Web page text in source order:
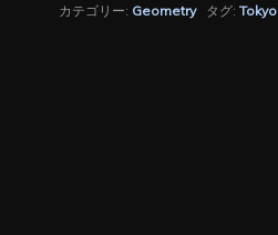
カテゴリー: Geometryタグ: Tokyo